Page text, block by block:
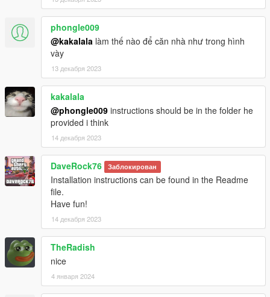
phongle009
@kakalala làm thế nào để căn nhà như trong hình
vày
13 декабря 2023
kakalala
@phongle009 instructions should be in the folder he
provided i think
14 декабря 2023
DaveRock76 Заблокирован
Installation instructions can be found in the Readme
file.
Have fun!
14 декабря 2023
TheRadish
nice
4 января 2024